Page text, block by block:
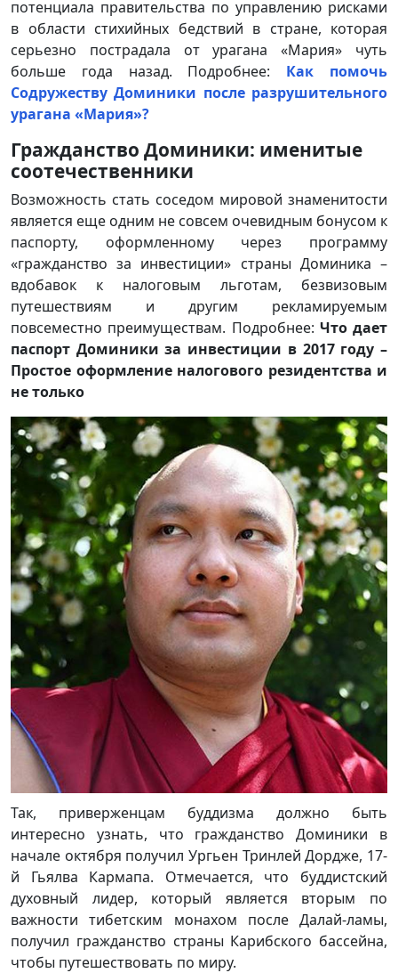
потенциала правительства по управлению рисками
в области стихийных бедствий в стране, которая
серьезно пострадала от урагана «Мария» чуть
больше года назад. Подробнее: Как помочь
Содружеству Доминики после разрушительного
урагана «Мария»?
Гражданство Доминики: именитые
соотечественники
Возможность стать соседом мировой знаменитости
является еще одним не совсем очевидным бонусом к
паспорту, оформленному через программу
«гражданство за инвестиции» страны Доминика –
вдобавок к налоговым льготам, безвизовым
путешествиям и другим рекламируемым
повсеместно преимуществам. Подробнее: Что дает
паспорт Доминики за инвестиции в 2017 году –
Простое оформление налогового резидентства и
не только
Так, приверженцам буддизма должно быть
интересно узнать, что гражданство Доминики в
начале октября получил Ургьен Тринлей Дордже, 17-
й Гьялва Кармапа. Отмечается, что буддистский
духовный лидер, который является вторым по
важности тибетским монахом после Далай-ламы,
получил гражданство страны Карибского бассейна,
чтобы путешествовать по миру.